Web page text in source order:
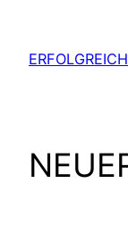
springen